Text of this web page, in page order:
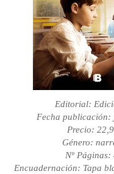
Editorial:
Fecha publicación:
Precio:
Género:
Nº Páginas:
Encuadernación: Tapa